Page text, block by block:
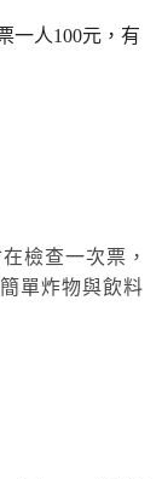
一人100元，有
檢查一次票，
單炸物與飲料